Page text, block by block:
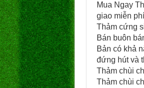
Mua Ngay
giao miễn
Thảm cứng
Bán buôn
Bản có khả
đứng hút và
Thảm chùi
Thảm chùi